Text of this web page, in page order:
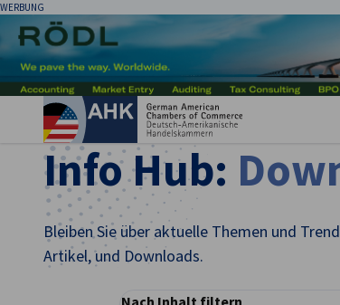
WERBUNG
Info Hub:
Bleiben Sie über aktuelle Themen und
Artikel, und Downloads.
Nach Inhalt filtern